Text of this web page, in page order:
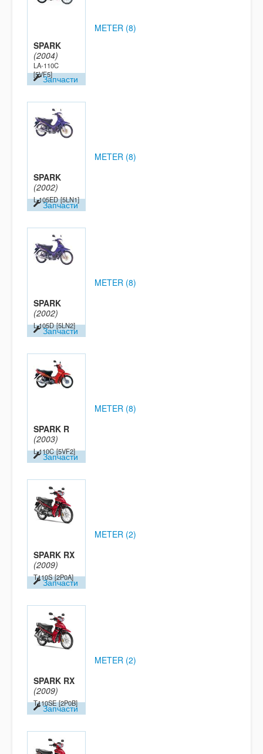
SPARK
(2004)
LA-110C
[5VF5]Запчасти
METER (8)
SPARK
(2002)
L-105ED [5LN1]
Запчасти
METER (8)
SPARK
(2002)
L-105D [5LN2]
Запчасти
METER (8)
SPARK R
(2003)
L-110C [5VF2]
Запчасти
METER (8)
SPARK RX
(2009)
T110S [2P0A]
Запчасти
METER (2)
SPARK RX
(2009)
T110SE [2P0B]
Запчасти
METER (2)